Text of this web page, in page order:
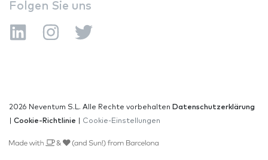
Folgen Sie uns
2026 Neventum S.L. Alle Rechte vorbehalten Datenschutzerklärung
Cookie-Richtlinie Cookie-Einstellungen